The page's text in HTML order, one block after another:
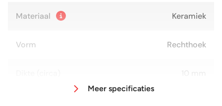
Materiaal Keramiek
Vorm Rechthoek
Meer specificaties